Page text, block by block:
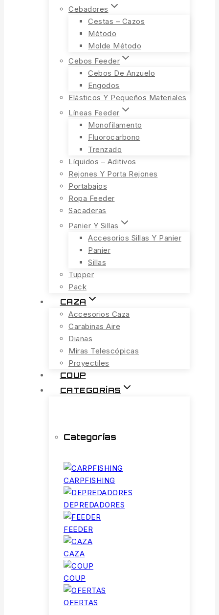
Cebadores
Cestas – Cazos
Método
Molde Método
Cebos Feeder
Cebos De Anzuelo
Engodos
Elásticos Y Pequeños Materiales
Líneas Feeder
Monofilamento
Fluorocarbono
Trenzado
Líquidos – Aditivos
Rejones Y Porta Rejones
Portabajos
Ropa Feeder
Sacaderas
Panier Y Sillas
Accesorios Sillas Y Panier
Panier
Sillas
Tupper
Pack
CAZA
Accesorios Caza
Carabinas Aire
Dianas
Miras Telescópicas
Proyectiles
COUP
CATEGORÍAS
Categorías
CARPFISHING
DEPREDADORES
FEEDER
CAZA
COUP
OFERTAS